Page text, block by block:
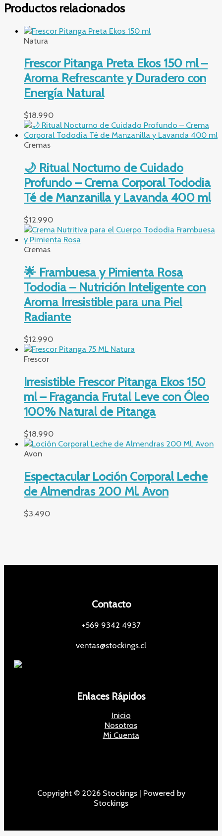
Productos relacionados
Natura
Frescor Pitanga Preta Ekos 150 ml –
Aroma Refrescante y Duradero con
Energía Natural
$18.990
Cremas
🌙 Ritual Nocturno de Cuidado
Profundo – Crema Corporal Tododia
Té de Manzanilla y Lavanda 400 ml
$12.990
Cremas
🌟 Frambuesa y Pimienta Rosa
Tododia – Nutrición Inteligente con
Aroma Irresistible para una Piel
Radiante
$12.990
Frescor
Irresistible Frescor Pitanga Ekos 150
ml – Fragancia Frutal Leve con Óleo
100% Natural de Pitanga
$18.990
Avon
Espectacular Loción Corporal Leche
de Almendras 200 Ml. Avon
$3.490
Contacto
+569 9342 4937
ventas@stockings.cl
Enlaces Rápidos
Inicio
Nosotros
Mi Cuenta
Copyright © 2026 Stockings | Powered by
Stockings